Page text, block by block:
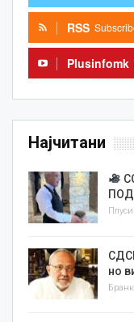
RSS
Plusinfomk
Најчитани
но